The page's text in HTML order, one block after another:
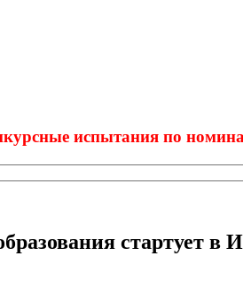
испытания по номинациям
стартует в